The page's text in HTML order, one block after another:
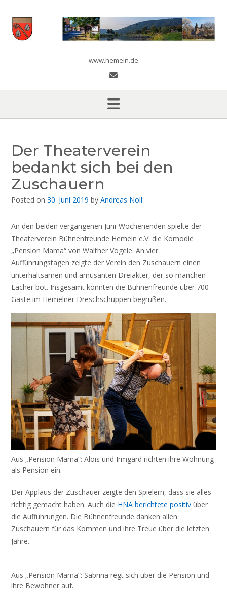
content
www.hemeln.de
Der Theaterverein
bedankt sich bei den
Zuschauern
Posted on 30. Juni 2019 by Andreas Noll
An den beiden vergangenen Juni-Wochenenden spielte der
Theaterverein Bühnenfreunde Hemeln e.V. die Komödie
„Pension Mama“ von Walther Vögele. An vier
Aufführungstagen zeigte der Verein den Zuschauern einen
unterhaltsamen und amüsanten Dreiakter, der so manchen
Lacher bot. Insgesamt konnten die Bühnenfreunde über 700
Gäste im Hemelner Dreschschuppen begrüßen.
Aus „Pension Mama“: Alois und Irmgard richten ihre Wohnung
als Pension ein.
Der Applaus der Zuschauer zeigte den Spielern, dass sie alles
richtig gemacht haben. Auch die HNA berichtete positiv über
die Aufführungen. Die Bühnenfreunde danken allen
Zuschauern für das Kommen und ihre Treue über die letzten
Jahre.
Aus „Pension Mama“: Sabrina regt sich über die Pension und
ihre Bewohner auf.